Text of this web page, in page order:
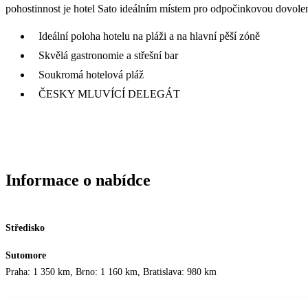
pohostinnost je hotel Sato ideálním místem pro odpočinkovou
Ideální poloha hotelu na pláži a na hlavní pěší zóně
Skvělá gastronomie a střešní bar
Soukromá hotelová pláž
ČESKY MLUVÍCÍ DELEGÁT
Informace o nabídce
Středisko
Sutomore
Praha: 1 350 km, Brno: 1 160 km, Bratislava: 980 km